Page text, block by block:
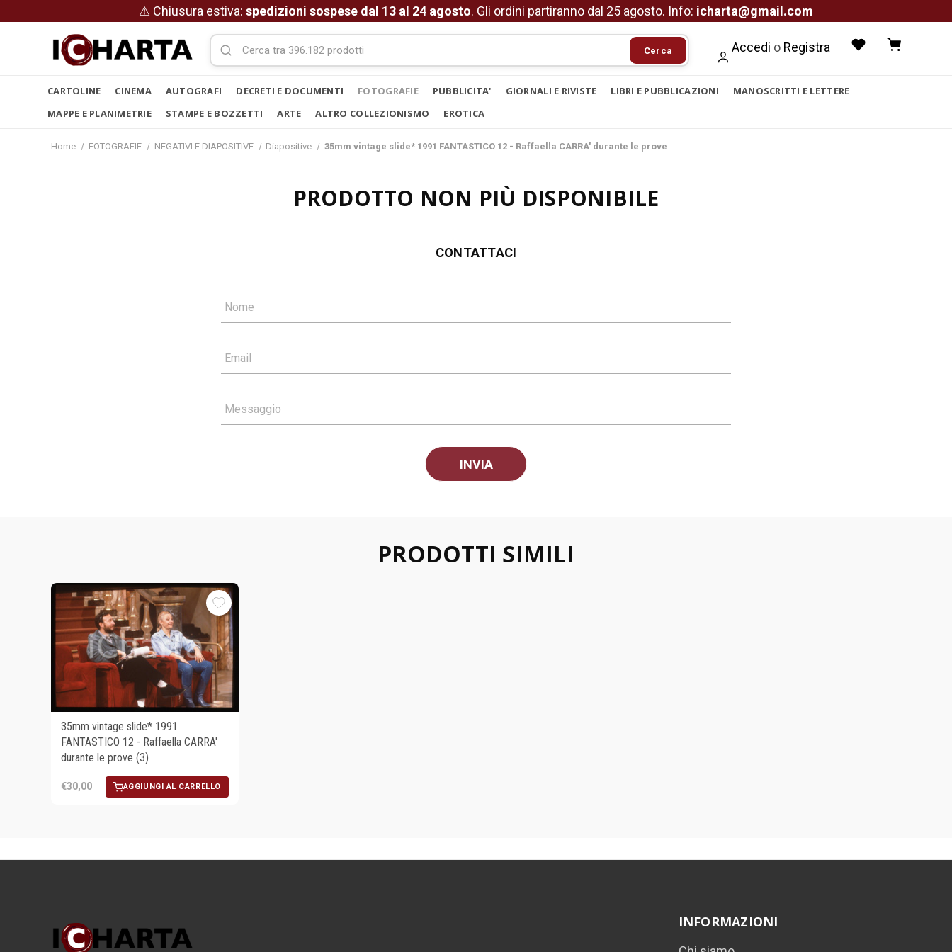
⚠ Chiusura estiva: spedizioni sospese dal 13 al 24 agosto. Gli ordini partiranno dal 25 agosto. Info: icharta@gmail.com
Cerca Accedi o Registra
CARTOLINE CINEMA AUTOGRAFI DECRETI E DOCUMENTI FOTOGRAFIE PUBBLICITA' GIORNALI E RIVISTE LIBRI E PUBBLICAZIONI
MANOSCRITTI E LETTERE
MAPPE E PLANIMETRIE
STAMPE E BOZZETTI ARTE ALTRO COLLEZIONISMO EROTICA
Home FOTOGRAFIE NEGATIVI E DIAPOSITIVE Diapositive 35mm vintage slide* 1991 FANTASTICO 12 - Raffaella CARRA' durante le prove
PRODOTTO NON PIÙ DISPONIBILE
CONTATTACI
Nome
Email
Messaggio
PRODOTTI SIMILI
35mm vintage slide* 1991
FANTASTICO 12 - Raffaella CARRA'
durante le prove (3)
€30,00 AGGIUNGI AL CARRELLO
INFORMAZIONI